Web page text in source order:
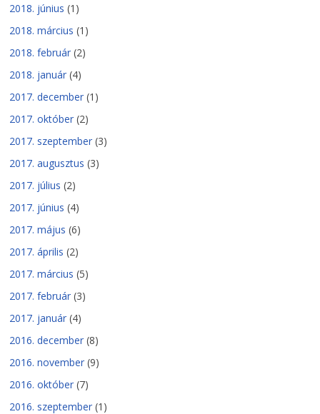
2018. június (1)
2018. március (1)
2018. február (2)
2018. január (4)
2017. december (1)
2017. október (2)
2017. szeptember (3)
2017. augusztus (3)
2017. július (2)
2017. június (4)
2017. május (6)
2017. április (2)
2017. március (5)
2017. február (3)
2017. január (4)
2016. december (8)
2016. november (9)
2016. október (7)
2016. szeptember (1)